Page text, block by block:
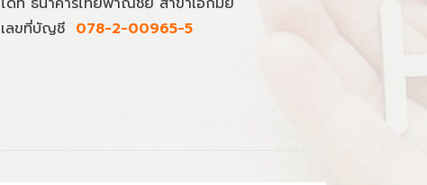
เลขที่บัญชี 078-2-00965-5